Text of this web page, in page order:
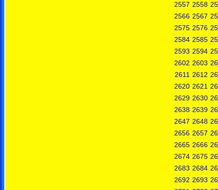
2557 2558
2566 2567
2575 2576
2584 2585
2593 2594
2602 2603
2611 2612
2620 2621
2629 2630
2638 2639
2647 2648
2656 2657
2665 2666
2674 2675
2683 2684
2692 2693